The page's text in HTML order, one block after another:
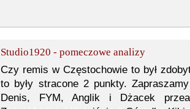
Studio1920 - pomeczowe analizy
Czy remis w Częstochowie to był
to były stracone 2 punkty.
Denis, FYM, Anglik i Dżacek